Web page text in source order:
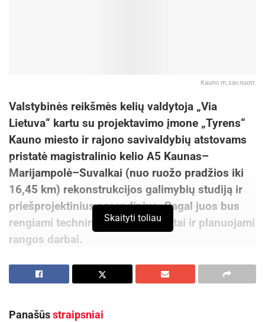
Kauno m.sav.nuotr.
Valstybinės reikšmės kelių valdytoja „Via
Lietuva“ kartu su projektavimo įmone „Tyrens“
Kauno miesto ir rajono savivaldybių atstovams
pristatė magistralinio kelio A5 Kaunas–
Marijampolė–Suvalkai (nuo ruožo pradžios iki
16,45 km) rekonstrukcijos galimybių studiją ir
priešprojektinius sprendinius. Pagal juos bus
rengiami techniniai darbo projektai ir planuojami
rangos darbai.
Projektu siekiama pagerinti tranzitinio transporto
eismo sąlygas, užtikrinti geresnį susisiekimą su
bei vietinės reikšmės kelių tinklu. Kuriant
Skaityti toliau
Panašūsstraipsniai